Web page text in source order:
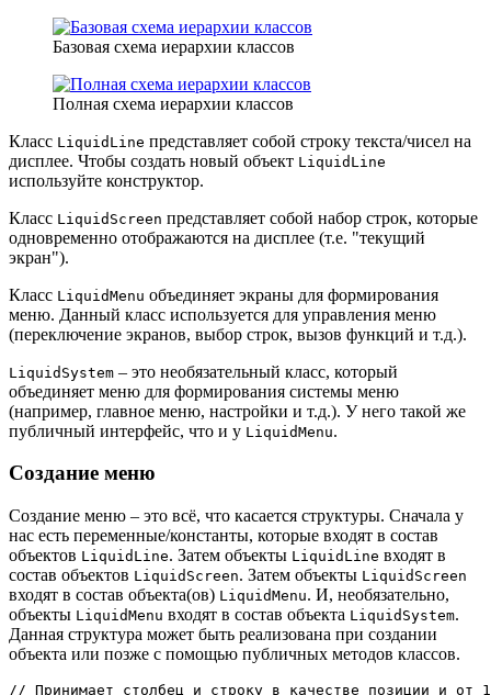
Базовая схема иерархии классов
Полная схема иерархии классов
Класс LiquidLine представляет собой строку текста/чисел на
дисплее. Чтобы создать новый объект LiquidLine
используйте конструктор.
Класс LiquidScreen представляет собой набор строк, которые
одновременно отображаются на дисплее (т.е. "текущий
экран").
Класс LiquidMenu объединяет экраны для формирования
меню. Данный класс используется для управления меню
(переключение экранов, выбор строк, вызов функций и т.д.).
LiquidSystem – это необязательный класс, который
объединяет меню для формирования системы меню
(например, главное меню, настройки и т.д.). У него такой же
публичный интерфейс, что и у LiquidMenu.
Создание меню
Создание меню – это всё, что касается структуры. Сначала у
нас есть переменные/константы, которые входят в состав
объектов LiquidLine. Затем объекты LiquidLine входят в
состав объектов LiquidScreen. Затем объекты LiquidScreen
входят в состав объекта(ов) LiquidMenu. И, необязательно,
объекты LiquidMenu входят в состав объекта LiquidSystem.
Данная структура может быть реализована при создании
объекта или позже с помощью публичных методов классов.
// Принимает столбец и строку в качестве позиции и от